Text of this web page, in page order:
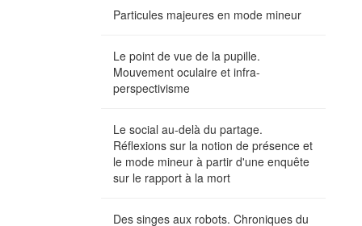
Particules majeures en mode mineur
Le point de vue de la pupille.
Mouvement oculaire et infra-
perspectivisme
Le social au-delà du partage.
Réflexions sur la notion de présence et
le mode mineur à partir d'une enquête
sur le rapport à la mort
Des singes aux robots. Chroniques du